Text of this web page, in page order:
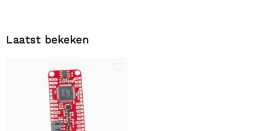
Laatst bekeken